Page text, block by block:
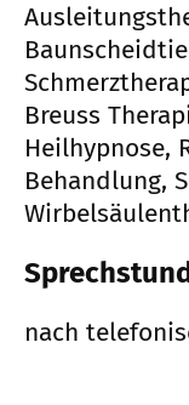
Breuss
Heilhypnose,
Behandlung,
nach